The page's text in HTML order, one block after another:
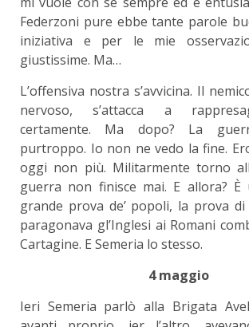
Federzoni pure ebbe tante parole
iniziativa e per le mie
giustissime. Ma…
L’offensiva nostra s’avvicina. Il
nervoso, s’attacca a
certamente. Ma dopo? La
purtroppo. Io non ne vedo la fine.
oggi non più. Militarmente torno
guerra non finisce mai. E allora? È
grande prova de’ popoli, la prova di
paragonava gl’Inglesi ai Romani
Cartagine. E Semeria lo stesso.
4 maggio
Ieri Semeria parlò alla Brigata